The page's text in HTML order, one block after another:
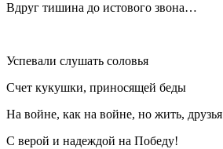
Вдруг тишина до истового звона…
Успевали слушать соловья
Счет кукушки, приносящей беды
На войне, как на войне, но жить, друзья
С верой и надеждой на Победу!